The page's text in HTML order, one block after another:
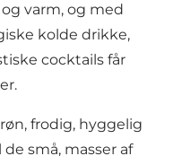
varm, og med
kolde drikke,
cocktails får
frodig, hyggelig
små, masser af